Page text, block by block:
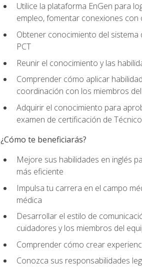
Utilice la plataforma EnGen para
empleo, fomentar conexiones
Obtener conocimiento del
PCT
Reunir el conocimiento y las
Comprender cómo aplicar
coordinación con los miembros
Adquirir el conocimiento para
examen de certificación de
¿Cómo te beneficiarás?
Mejore sus habilidades en inglés
más eficiente
Impulsa tu carrera en el campo
médica
Desarrollar el estilo de
cuidadores y los miembros del
Comprender cómo crear
Conozca sus responsabilidades